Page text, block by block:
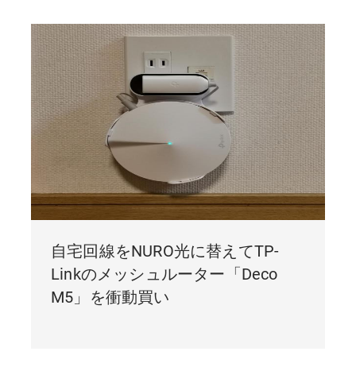
自宅回線をNURO光に替えてTP-
Linkのメッシュルーター「Deco
M5」を衝動買い